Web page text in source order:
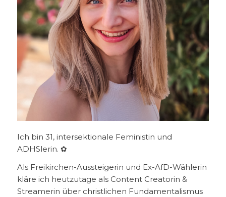
Ich bin 31, intersektionale Feministin und
ADHSlerin. ✿
Als Freikirchen-Aussteigerin und Ex-AfD-Wählerin
kläre ich heutzutage als Content Creatorin &
Streamerin über christlichen Fundamentalismus